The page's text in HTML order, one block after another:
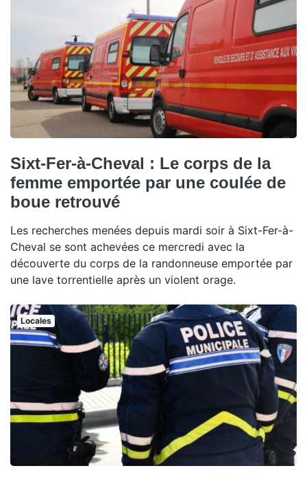
Sixt-Fer-à-Cheval : Le corps de la
femme emportée par une coulée de
boue retrouvé
Les recherches menées depuis mardi soir à Sixt-Fer-à-
Cheval se sont achevées ce mercredi avec la
découverte du corps de la randonneuse emportée par
une lave torrentielle après un violent orage.
Locales